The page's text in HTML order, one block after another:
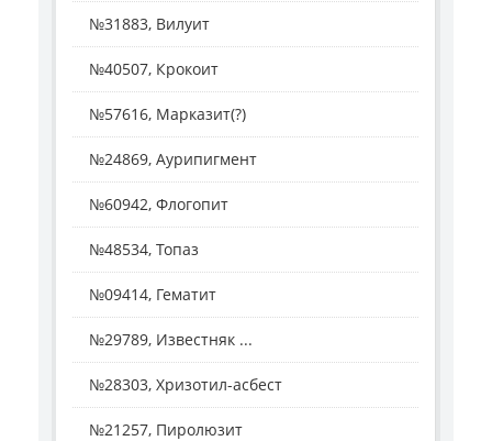
№31883, Вилуит
№40507, Крокоит
№57616, Марказит(?)
№24869, Аурипигмент
№60942, Флогопит
№48534, Топаз
№09414, Гематит
№29789, Известняк ...
№28303, Хризотил-асбест
№21257, Пиролюзит